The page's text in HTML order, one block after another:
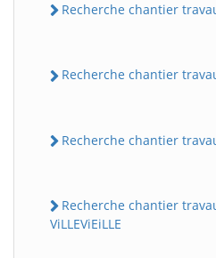
Recherche chantier
Recherche chantier
Recherche chantier
Recherche chantier
ViLLEViEiLLE